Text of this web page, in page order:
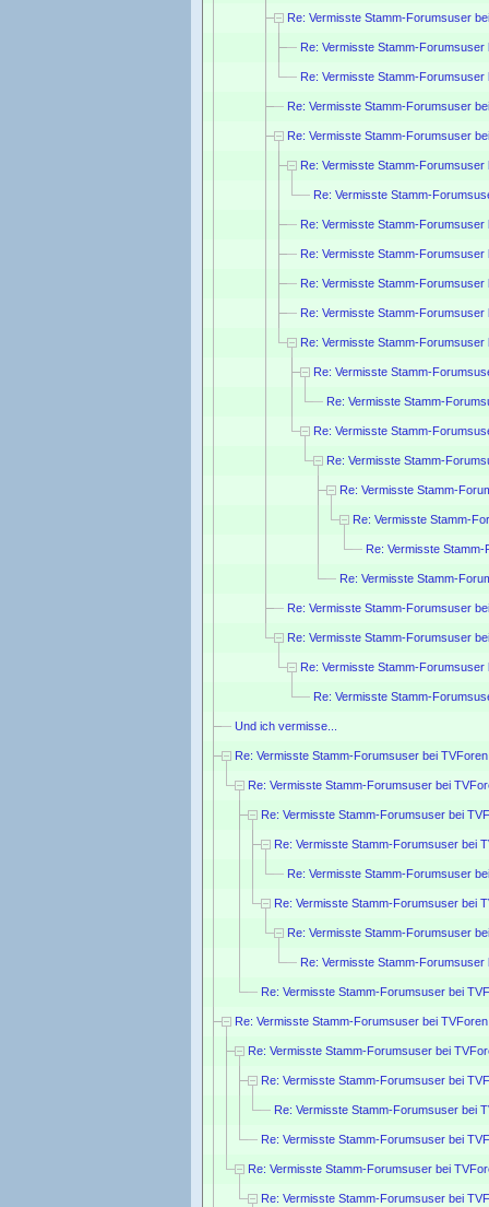
Re: Vermisste Stamm-Forumsuser
Re: Vermisste Stamm-Forumsuser
Re: Vermisste Stamm-Forumsuser
Re: Vermisste Stamm-Forumsuser
Re: Vermisste Stamm-Forumsuser
Re: Vermisste Stamm-Forumsuser
Re: Vermisste Stamm-
Re: Vermisste Stamm-Forumsuser
Re: Vermisste Stamm-Forumsuser
Re: Vermisste Stamm-Forumsuser
Re: Vermisste Stamm-Forumsuser
Re: Vermisste Stamm-Forumsuser
Re: Vermisste Stamm-
Re: Vermisste Stamm-
Re: Vermisste Stamm-
Re: Vermisste Stamm-
Re: Vermisste Stamm-
Re: Vermisste Stamm-
Re: Vermisste
Re: Vermisste Stamm-
Re: Vermisste Stamm-Forumsuser
Re: Vermisste Stamm-Forumsuser
Re: Vermisste Stamm-Forumsuser
Re: Vermisste Stamm-
Und ich vermisse...
Re: Vermisste Stamm-Forumsuser bei
Re: Vermisste Stamm-Forumsuser bei
Re: Vermisste Stamm-Forumsuser bei
Re: Vermisste Stamm-Forumsuser bei
Re: Vermisste Stamm-Forumsuser
Re: Vermisste Stamm-Forumsuser bei
Re: Vermisste Stamm-Forumsuser
Re: Vermisste Stamm-Forumsuser
Re: Vermisste Stamm-Forumsuser bei
Re: Vermisste Stamm-Forumsuser bei
Re: Vermisste Stamm-Forumsuser bei
Re: Vermisste Stamm-Forumsuser bei
Re: Vermisste Stamm-Forumsuser bei
Re: Vermisste Stamm-Forumsuser bei
Re: Vermisste Stamm-Forumsuser bei
Re: Vermisste Stamm-Forumsuser bei